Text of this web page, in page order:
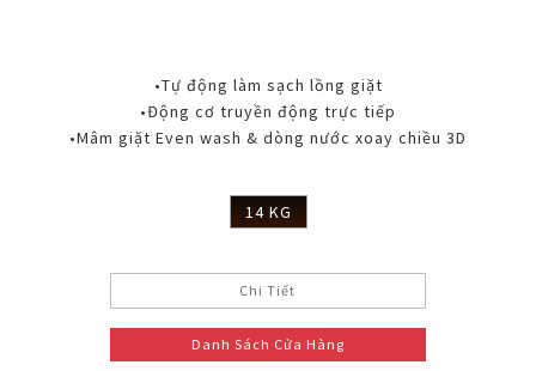
•Tự động làm sạch lồng giặt
•Động cơ truyền động trực tiếp
•Mâm giặt Even wash & dòng nước xoay chiều 3D
14 KG
Chi Tiết
Danh Sách Cửa Hàng